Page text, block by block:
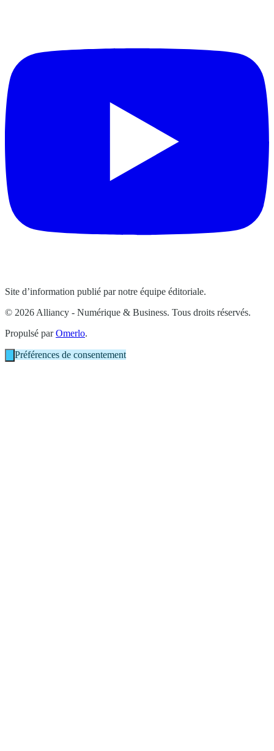
Site d’information publié par notre équipe éditoriale.
© 2026 Alliancy - Numérique & Business. Tous droits réservés.
Propulsé parOmerlo.
Préférences de consentement